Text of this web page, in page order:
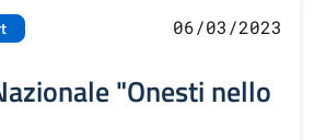
06/03/2023
"Onesti nello